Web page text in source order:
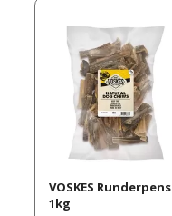
VOSKES Runderpens
1kg